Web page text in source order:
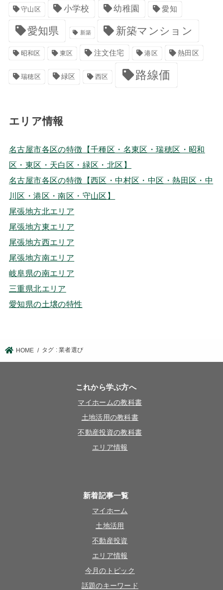
守山区 小学校 幼稚園 愛知
愛知県 新築 新築マンション
昭和区 東区 注文住宅 港区 熱田区
瑞穂区 緑区 西区 路線価
エリア情報
名古屋市各区の特徴【千種区・名東区・瑞穂区・昭和
区・東区・天白区・緑区・北区】
名古屋市各区の特徴【西区・中村区・中区・熱田区・中
川区・港区・南区・守山区】
尾張地方北エリア
尾張地方東エリア
尾張地方西エリア
尾張地方南エリア
岐阜県の南エリア
三重県北エリア
愛知県の土壌の特性
HOME タグ : 業者選び
これから学ぶ方へ
マイホームの教科書
土地活用の教科書
不動産投資の教科書
エリア情報
新着記事一覧
マイホーム
土地活用
不動産投資
エリア情報
今月のトピック
話題のキーワード